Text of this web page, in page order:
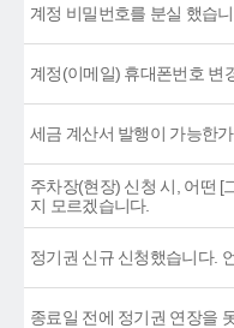
계정 비밀번호를 분실 했습
계정(이메일) 휴대폰번호 변
세금 계산서 발행이 가능한
주차장(현장) 신청 시, 어떤 [
지 모르겠습니다.
정기권 신규 신청했습니다.
종료일 전에 정기권 연장을